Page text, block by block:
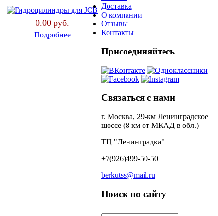
0.00 руб.
Подробнее
Доставка
О компании
Отзывы
Контакты
Присоединяйтесь
Связаться с нами
г. Москва, 29-км Ленинградское
шоссе (8 км от МКАД в обл.)
ТЦ "Ленинградка"
+7(926)499-50-50
berkutss@mail.ru
Поиск по сайту